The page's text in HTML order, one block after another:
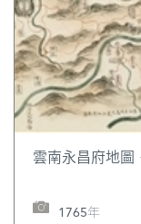
雲南永昌府地圖
1765年